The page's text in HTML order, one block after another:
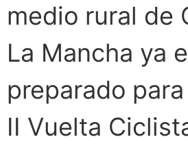
medio rural de
La Mancha ya
preparado
II Vuelta